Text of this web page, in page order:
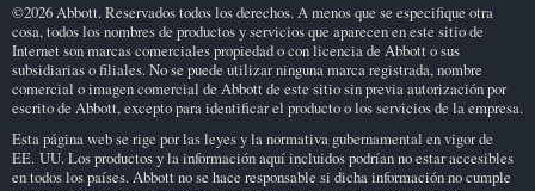
©2026 Abbott. Reservados todos los derechos. A menos que se especifique otra
cosa, todos los nombres de productos y servicios que aparecen en este sitio de
Internet son marcas comerciales propiedad o con licencia de Abbott o sus
subsidiarias o filiales. No se puede utilizar ninguna marca registrada, nombre
comercial o imagen comercial de Abbott de este sitio sin previa autorización por
escrito de Abbott, excepto para identificar el producto o los servicios de la empresa.
Esta página web se rige por las leyes y la normativa gubernamental en vigor de
EE. UU. Los productos y la información aquí incluidos podrían no estar accesibles
en todos los países. Abbott no se hace responsable si dicha información no cumple